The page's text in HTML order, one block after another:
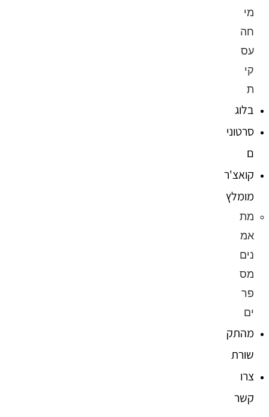
מי
חה
עס
קי
ת
בלוג
סרטוני
ם
קואצ'ר
מומלץ
מת
אמ
נים
מס
פר
ים
מהתק
שורת
צרו
קשר